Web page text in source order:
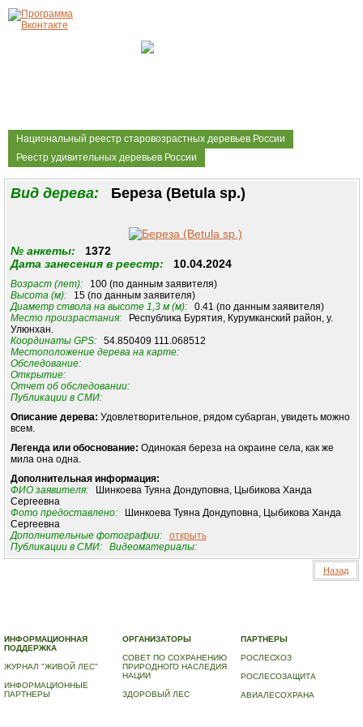
Национальный реестр старовозрастных деревьев России
Реестр удивительных деревьев России
Вид дерева: Береза (Betula sp.)
№ анкеты: 1372
Дата занесения в реестр: 10.04.2024
Возраст (лет):100 (по данным заявителя)
Высота (м):15 (по данным заявителя)
Диаметр ствола на высоте 1,3 м (м):0.41 (по данным заявителя)
Место произрастания:Республика Бурятия, Курумканский район, у.
Улюнхан.
Координаты GPS:54.850409 111.068512
Местоположение дерева на карте:
Обследование:
Открытие:
Отчет об обследовании:
Публикации в СМИ:
Описание дерева: Удовлетворительное, рядом субарган, увидеть можно
всем.
Легенда или обоснование: Одинокая береза на окраине села, как же
мила она одна.
Дополнительная информация:
ФИО заявителя:Шинкоева Туяна Дондуповна, Цыбикова Ханда
Сергеевна
Фото предоставлено:Шинкоева Туяна Дондуповна, Цыбикова Ханда
Сергеевна
Дополнительные фотографии:
открыть
Публикации в СМИ:
Видеоматериалы:
Назад
ИНФОРМАЦИОННАЯ
ПОДДЕРЖКА
ЖУРНАЛ "ЖИВОЙ ЛЕС"
ИНФОРМАЦИОННЫЕ
ПАРТНЕРЫ
ОРГАНИЗАТОРЫ
СОВЕТ ПО СОХРАНЕНИЮ
ПРИРОДНОГО НАСЛЕДИЯ
НАЦИИ
ЗДОРОВЫЙ ЛЕС
ПАРТНЕРЫ
РОСЛЕСХОЗ
РОСЛЕСОЗАЩИТА
АВИАЛЕСОХРАНА